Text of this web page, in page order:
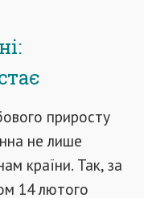
приросту
не лише
країни. Так, за
14 лютого